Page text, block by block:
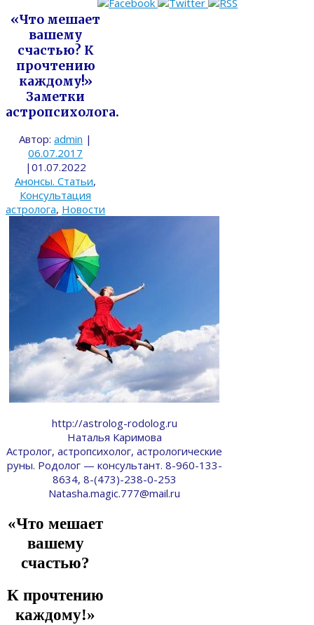
«Что мешает
вашему
счастью? К
прочтению
каждому!»
Заметки
астропсихолога.
Автор: admin |
06.07.2017
| 01.07.2022
Анонсы. Статьи,
Консультация
астролога, Новости
http://astrolog-rodolog.ru
Наталья Каримова
Астролог, астропсихолог, астрологические
руны. Родолог — консультант. 8-960-133-
8634, 8-(473)-238-0-253
Natasha.magic.777@mail.ru
«Что мешает
вашему
счастью?
К прочтению
каждому!»